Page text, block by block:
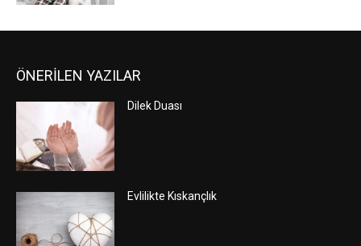
ÖNERİLEN YAZILAR
Dilek Duası
Evlilikte Kıskançlık